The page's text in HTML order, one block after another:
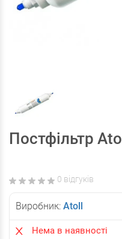
Постфільтр
0 відгуків
Виробник: Atoll
Нема в наявності